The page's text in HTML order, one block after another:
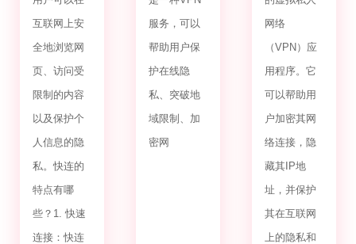
互联网上安
全地浏览网
页、访问受
限制的内容
以及保护个
人信息的隐
私。快连的
特点有哪
些？1. 快速
连接：快连
服务，可以
帮助用户保
护在线隐
私、突破地
域限制、加
密网
网络
（VPN）应
用程序。它
可以帮助用
户加密其网
络连接，隐
藏其IP地
址，并保护
其在互联网
上的隐私和